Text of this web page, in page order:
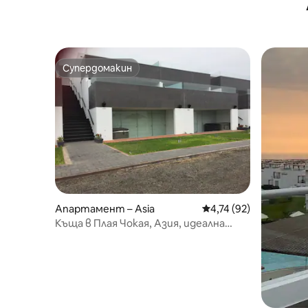
Супердомакин
Супердомакин
Апартамент – Asia Средна оценка:
4,74 (92)
Къща в Плая Чокая, Азия, идеална